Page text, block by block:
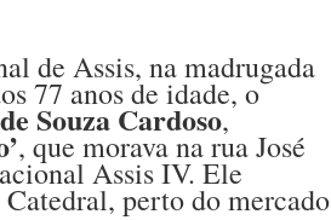
de Assis, na madrugada
77 anos de idade, o
Souza Cardoso,
, que morava na rua José
Assis IV. Ele
perto do mercado